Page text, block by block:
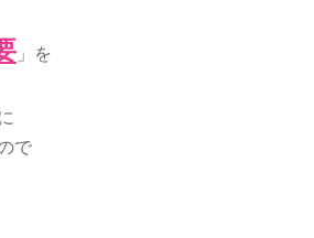
」を
で